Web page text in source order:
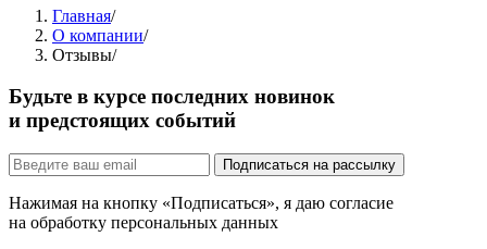
Главная/
О компании/
Отзывы/
Будьте в курсе последних новинок
и предстоящих событий
Подписаться на рассылку
Нажимая на кнопку «Подписаться», я даю согласие
на обработку персональных данных